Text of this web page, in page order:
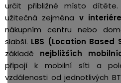
určit přibližné místo
užitečná zejména v
nákupním centru nebo
slabší. LBS (Location Based
základě nejbližších
připojí k mobilní síti a
vzdálenosti od jednotlivých